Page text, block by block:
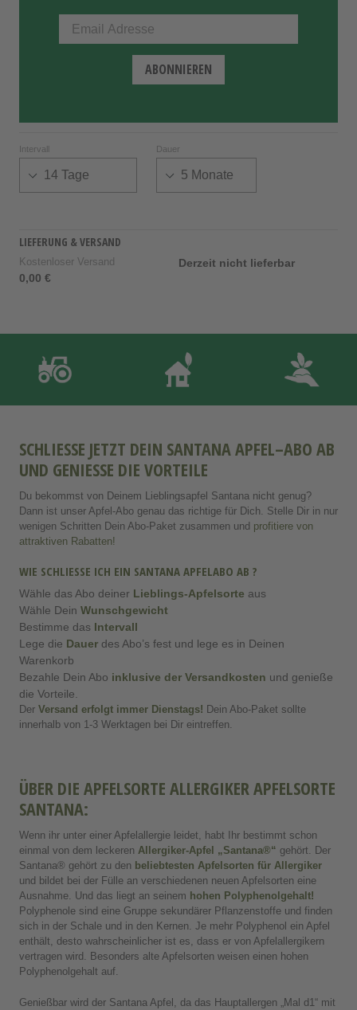
Intervall Dauer
LIEFERUNG & VERSAND
Kostenloser Versand
0,00 €
Derzeit nicht lieferbar
SCHLIESSE JETZT DEIN SANTANA APFEL–ABO AB U
ND GENIESSE DIE VORTEILE
Du bekommst von Deinem Lieblingsapfel Santana nicht genug?
Dann ist unser Apfel-Abo genau das richtige für Dich. Stelle Dir in nur
wenigen Schritten Dein Abo-Paket zusammen und profitiere von
attraktiven Rabatten!
WIE SCHLIESSE ICH EIN SANTANA APFELABO AB ?
Wähle das Abo deiner Lieblings-Apfelsorte aus
Wähle Dein Wunschgewicht
Bestimme das Intervall
Lege die Dauer des Abo’s fest und lege es in Deinen
Warenkorb
Bezahle Dein Abo inklusive der Versandkosten und genieße
die Vorteile.
Der Versand erfolgt immer Dienstags! Dein Abo-Paket sollte
innerhalb von 1-3 Werktagen bei Dir eintreffen.
ÜBER DIE APFELSORTE ALLERGIKER APFELSORTE
SANTANA:
Wenn ihr unter einer Apfelallergie leidet, habt Ihr bestimmt schon
einmal von dem leckeren Allergiker-Apfel „Santana®“ gehört. Der
Santana® gehört zu den beliebtesten Apfelsorten für Allergiker
und bildet bei der Fülle an verschiedenen neuen Apfelsorten eine
Ausnahme. Und das liegt an seinem hohen Polyphenolgehalt!
Polyphenole sind eine Gruppe sekundärer Pflanzenstoffe und finden
sich in der Schale und in den Kernen. Je mehr Polyphenol ein Apfel
enthält, desto wahrscheinlicher ist es, dass er von Apfelallergikern
vertragen wird. Besonders alte Apfelsorten weisen einen hohen
Polyphenolgehalt auf.
Genießbar wird der Santana Apfel, da das Hauptallergen „Mal d1“ mit